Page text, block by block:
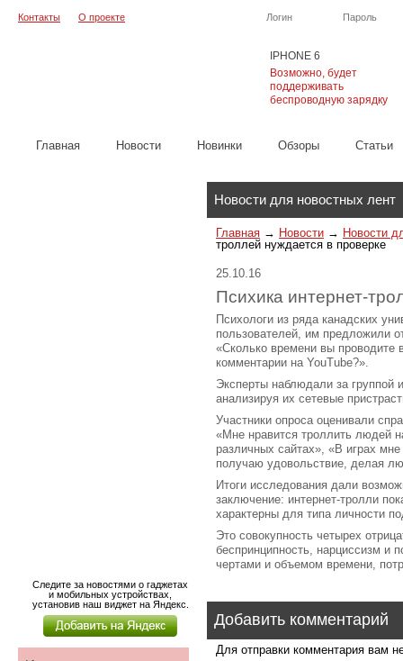
IPHONE 6
Возможно, будет
поддерживать
беспроводную зарядку
Логин Пароль
Контакты О проекте
Главная Новости Новинки Обзоры Cтатьи
Новости для новостных лент
Главная → Новости → Новости
троллей нуждается в проверке
25.10.16
Психика интернет-
Психологи из ряда канадских
пользователей, им предложили
«Сколько времени вы проводите
комментарии на YouTube?».
Эксперты наблюдали за группой
анализируя их сетевые
Участники опроса оценивали
«Мне нравится троллить людей
различных сайтах», «В играх
получаю удовольствие, делая
Итоги исследования дали
заключение: интернет-тролли
характерны для типа личности
Это совокупность четырех
беспринципность, нарциссизм и
чертами и объемом времени,
Добавить комментарий
Для отправки комментария вам
Следите за новостями о гаджетах
и мобильных устройствах,
установив наш виджет на Яндекс.